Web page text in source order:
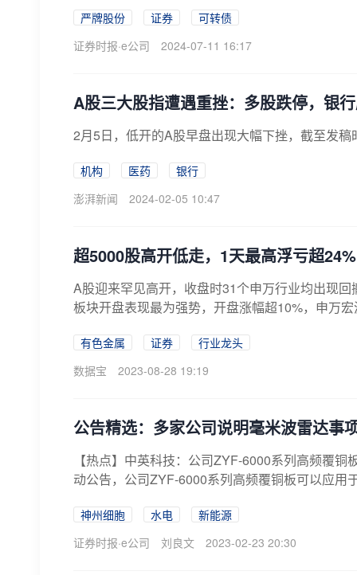
严牌股份 证券
可转债
证券时报·e公司
2024-07-11 16:17
A股三大股指遭遇重挫：多股跌停，银
2月5日，低开的A股早盘出现大幅下挫，截至发
机构 医药
银行
澎湃新闻
2024-02-05 10:47
超5000股高开低走，1天最高浮亏超
A股迎来罕见高开，收盘时31个申万行业均出现
板块开盘表现最为强势，开盘涨幅超10%，申万
有色金属 证券
行业龙头
数据宝
2023-08-28 19:19
公告精选：多家公司说明毫米波雷达事
【热点】中英科技：公司ZYF-6000系列高频覆
动公告，公司ZYF-6000系列高频覆铜板可以应用
神州细胞 水电
新能源
证券时报·e公司
刘良文 2023-02-23 20:30